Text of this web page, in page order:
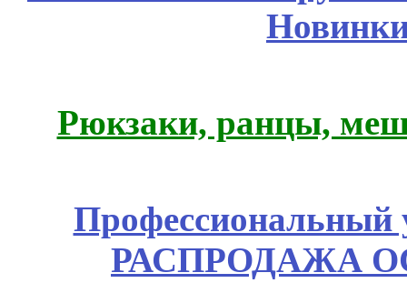
Рюкзаки, ранцы,
Профессиональный
РАСПРОДАЖА